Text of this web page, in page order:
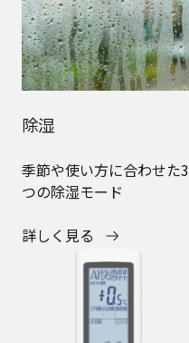
除湿
季節や使い方に合わせた3
つの除湿モード
詳しく見る